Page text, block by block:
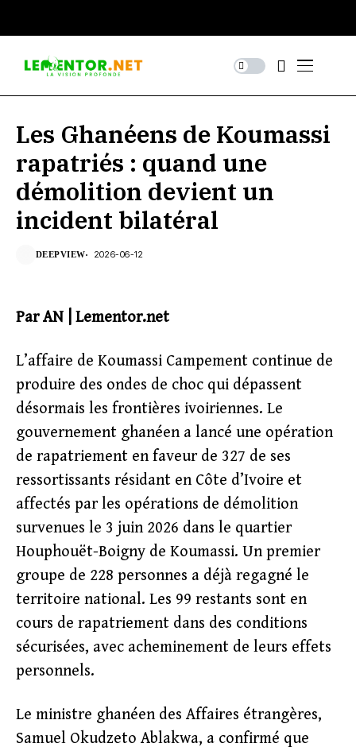
Les Ghanéens de Koumassi
rapatriés : quand une
démolition devient un
incident bilatéral
DEEPVIEW 2026-06-12
Par AN | Lementor.net
L’affaire de Koumassi Campement continue de
produire des ondes de choc qui dépassent
désormais les frontières ivoiriennes. Le
gouvernement ghanéen a lancé une opération
de rapatriement en faveur de 327 de ses
ressortissants résidant en Côte d’Ivoire et
affectés par les opérations de démolition
survenues le 3 juin 2026 dans le quartier
Houphouët-Boigny de Koumassi. Un premier
groupe de 228 personnes a déjà regagné le
territoire national. Les 99 restants sont en
cours de rapatriement dans des conditions
sécurisées, avec acheminement de leurs effets
personnels.
Le ministre ghanéen des Affaires étrangères,
Samuel Okudzeto Ablakwa, a confirmé que